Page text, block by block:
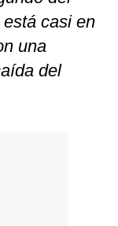
casi en
una
del